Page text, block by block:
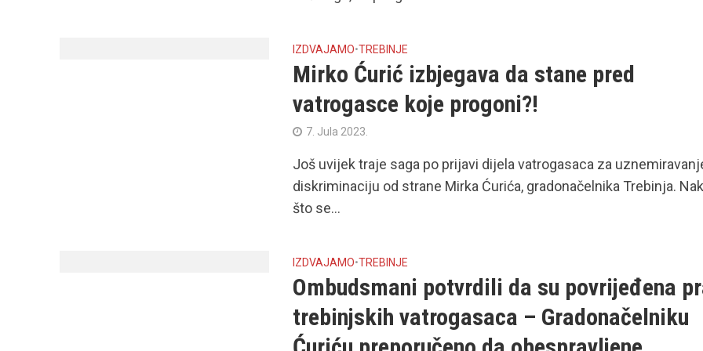
IZDVAJAMO•TREBINJE
Mirko Ćurić izbjegava da stane pred
vatrogasce koje progoni?!
7. Jula 2023.
Još uvijek traje saga po prijavi dijela vatrogasaca za
diskriminaciju od strane Mirka Ćurića, gradonačelnika Trebinja.
što se...
IZDVAJAMO•TREBINJE
Ombudsmani potvrdili da su povrijeđena
trebinjskih vatrogasaca – Gradonačelniku